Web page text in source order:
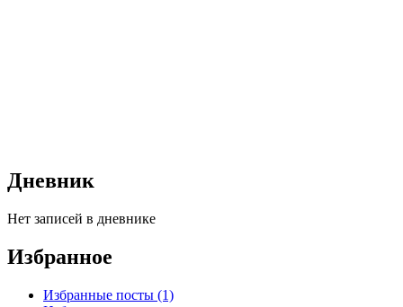
Дневник
Нет записей в дневнике
Избранное
Избранные посты (1)